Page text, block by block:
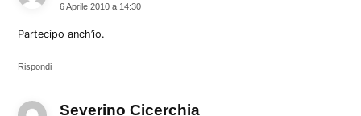
6 Aprile 2010 a 14:30
Partecipo anch’io.
Rispondi
Severino Cicerchia